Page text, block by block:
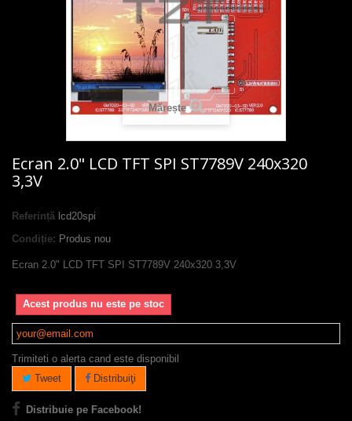
Mărește
Ecran 2.0" LCD TFT SPI ST7789V 240x320
3,3V
Referință lcd20spi
Condiție: Produs nou
Ecran 2.0" LCD TFT SPI ST7789V 240x320 3,3V
Acest produs nu este pe stoc
Trimiteti o alerta cand este disponibil
Tweet
Distribuiţi
Distribuie pe Facebook!